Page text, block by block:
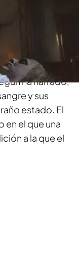
a los
II, más
ha narrado,
y sus
estado. El
en el que una
a la que el